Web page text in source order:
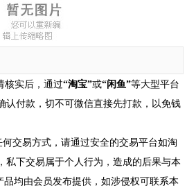
核实后，通过“淘宝”或“闲鱼”等大型平台
认付款，切不可微信直接先打款，以免钱
交易方式，请通过安全的交易平台如淘
私下交易属于个人行为，造成的后果与本
均由会员发布提供，如涉侵权可联系本